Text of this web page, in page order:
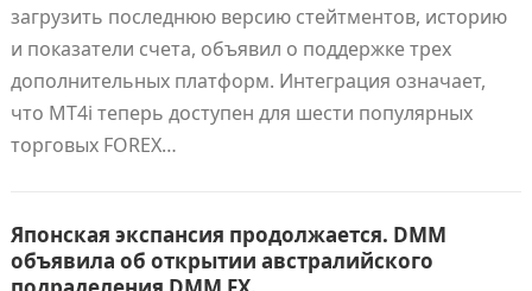
загрузить последнюю версию стейтментов, историю
и показатели счета, объявил о поддержке трех
дополнительных платформ. Интеграция означает,
что MT4i теперь доступен для шести популярных
торговых FOREX…
Японская экспансия продолжается. DMM
объявила об открытии австралийского